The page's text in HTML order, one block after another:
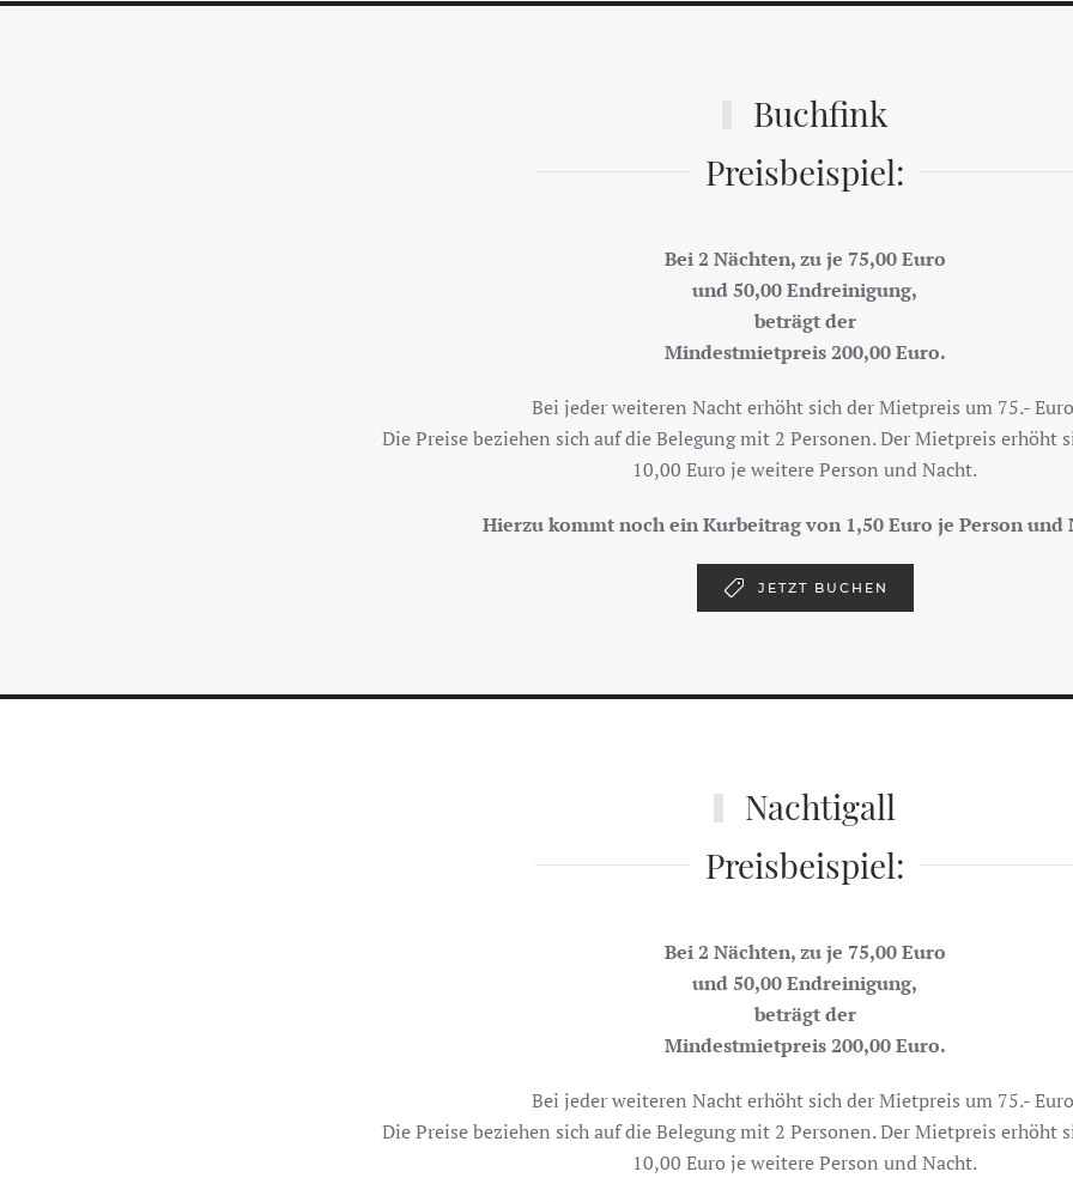
Buchfink
Preisbeispiel:
Bei 2 Nächten, zu je 75,00 Euro
und 50,00 Endreinigung,
beträgt der
Mindestmietpreis 200,00 Euro.
Bei jeder weiteren Nacht erhöht sich der Mietpreis um 75.-
Die Preise beziehen sich auf die Belegung mit 2 Personen. Der Mietpreis erhöht
10,00 Euro je weitere Person und Nacht.
Hierzu kommt noch ein Kurbeitrag von 1,50 Euro je Person und
JETZT BUCHEN
Nachtigall
Preisbeispiel:
Bei 2 Nächten, zu je 75,00 Euro
und 50,00 Endreinigung,
beträgt der
Mindestmietpreis 200,00 Euro.
Bei jeder weiteren Nacht erhöht sich der Mietpreis um 75.-
Die Preise beziehen sich auf die Belegung mit 2 Personen. Der Mietpreis erhöht
10,00 Euro je weitere Person und Nacht.